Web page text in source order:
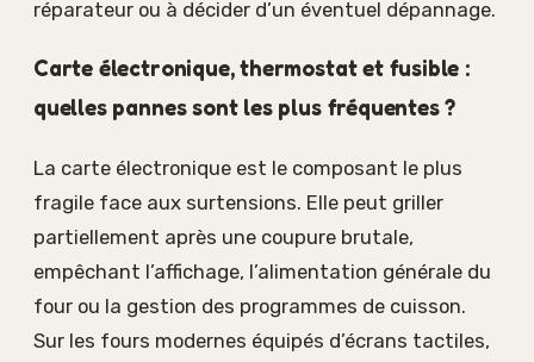
réparateur ou à décider d’un éventuel dépannage.
Carte électronique, thermostat et fusible :
quelles pannes sont les plus fréquentes ?
La carte électronique est le composant le plus
fragile face aux surtensions. Elle peut griller
partiellement après une coupure brutale,
empêchant l’affichage, l’alimentation générale du
four ou la gestion des programmes de cuisson.
Sur les fours modernes équipés d’écrans tactiles,